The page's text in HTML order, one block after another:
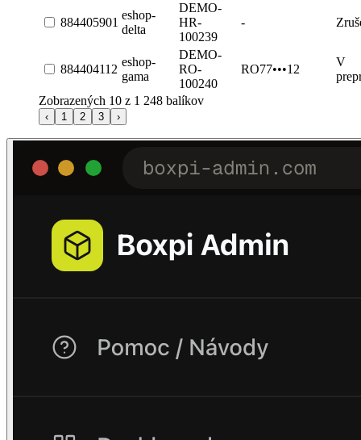
884405901
eshop-
delta
DEMO-
HR-
100239
-
884404112
eshop-
gama
DEMO-
RO-
100240
RO77•••12
V
Zobrazených 10 z 1 248 balíkov
‹ 1 2 3 ›